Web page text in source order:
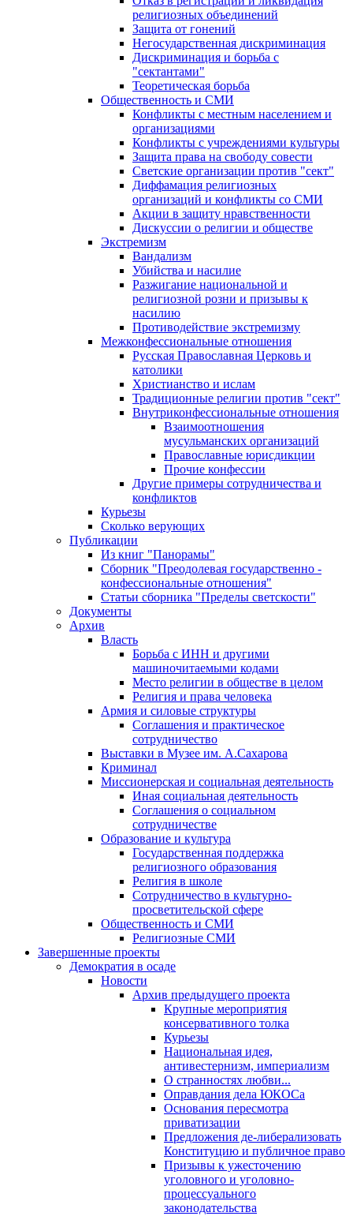
религиозных объединений
Защита от гонений
Негосударственная дискриминация
Дискриминация и борьба с
"сектантами"
Теоретическая борьба
Общественность и СМИ
Конфликты с местным населением и
организациями
Конфликты с учреждениями культуры
Защита права на свободу совести
Светские организации против "сект"
Диффамация религиозных
организаций и конфликты со СМИ
Акции в защиту нравственности
Дискуссии о религии и обществе
Экстремизм
Вандализм
Убийства и насилие
Разжигание национальной и
религиозной розни и призывы к
насилию
Противодействие экстремизму
Межконфессиональные отношения
Русская Православная Церковь и
католики
Христианство и ислам
Традиционные религии против "сект"
Внутриконфессиональные отношения
Взаимоотношения
мусульманских организаций
Православные юрисдикции
Прочие конфессии
Другие примеры сотрудничества и
конфликтов
Курьезы
Сколько верующих
Публикации
Из книг "Панорамы"
Сборник "Преодолевая государственно -
конфессиональные отношения"
Статьи сборника "Пределы светскости"
Документы
Архив
Власть
Борьба с ИНН и другими
машиночитаемыми кодами
Место религии в обществе в целом
Религия и права человека
Армия и силовые структуры
Соглашения и практическое
сотрудничество
Выставки в Музее им. А.Сахарова
Криминал
Миссионерская и социальная деятельность
Иная социальная деятельность
Соглашения о социальном
сотрудничестве
Образование и культура
Государственная поддержка
религиозного образования
Религия в школе
Сотрудничество в культурно-
просветительской сфере
Общественность и СМИ
Религиозные СМИ
Завершенные проекты
Демократия в осаде
Новости
Архив предыдущего проекта
Крупные мероприятия
консервативного толка
Курьезы
Национальная идея,
антивестернизм, империализм
О странностях любви...
Оправдания дела ЮКОСа
Основания пересмотра
приватизации
Предложения де-либерализовать
Конституцию и публичное право
Призывы к ужесточению
уголовного и уголовно-
процессуального
законодательства